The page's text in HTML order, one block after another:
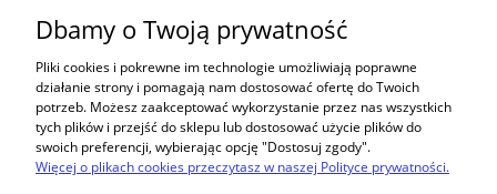
Renault 224332734R
182,00 zł
Zakupy
Dbamy o Twoją prywatność
Pliki cookies i pokrewne im technologie umożliwiają poprawne
działanie strony i pomagają nam dostosować ofertę do Twoich
potrzeb. Możesz zaakceptować wykorzystanie przez nas wszystkich
tych plików i przejść do sklepu lub dostosować użycie plików do
swoich preferencji, wybierając opcję "Dostosuj zgody".
Więcej o plikach cookies przeczytasz w naszej Polityce prywatności.